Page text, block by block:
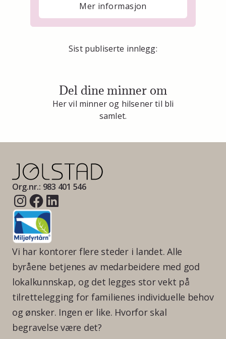
Mer informasjon
Sist publiserte innlegg:
Del dine minner om
Her vil minner og hilsener til bli
samlet.
Org.nr.: 983 401 546
Vi har kontorer flere steder i landet. Alle
byråene betjenes av medarbeidere med god
lokalkunnskap, og det legges stor vekt på
tilrettelegging for familienes individuelle behov
og ønsker. Ingen er like. Hvorfor skal
begravelse være det?